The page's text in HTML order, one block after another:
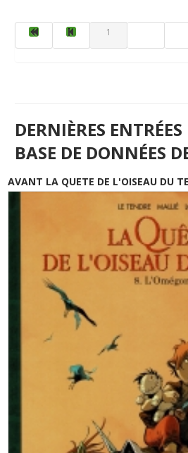
1
DERNIÈRES
BASE DE DONNÉES
AVANT LA QUETE DE L'OISEAU DU